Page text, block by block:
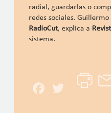
radial, guardarlas o
redes sociales.
RadioCut, explica a
sistema.
Facebook
Twitter